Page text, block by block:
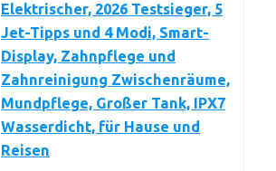
Elektrischer, 2026 Testsieger, 5
Jet-Tipps und 4 Modi, Smart-
Display, Zahnpflege und
Zahnreinigung Zwischenräume,
Mundpflege, Großer Tank, IPX7
Wasserdicht, für Hause und
Reisen